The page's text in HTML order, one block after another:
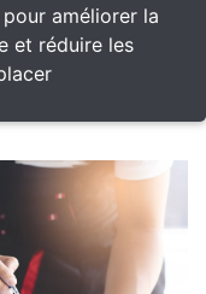
améliorer la
et réduire les